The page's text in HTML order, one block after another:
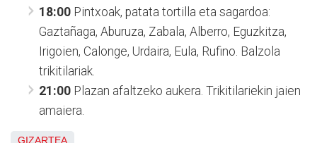
18:00 Pintxoak, patata tortilla eta sagardoa:
Gaztañaga, Aburuza, Zabala, Alberro, Eguzkitza,
Irigoien, Calonge, Urdaira, Eula, Rufino. Balzola
trikitilariak.
21:00 Plazan afaltzeko aukera. Trikitilariekin jaien
amaiera.
GIZARTEA